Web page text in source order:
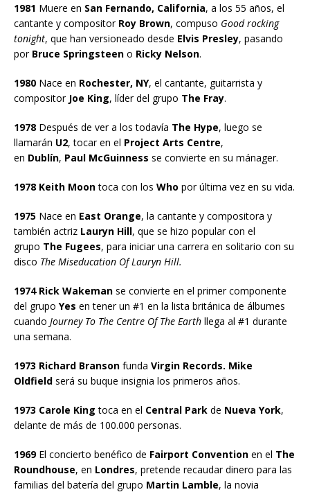
1981 Muere en San Fernando, California, a los 55 años, el
cantante y compositor Roy Brown, compuso Good rocking
tonight, que han versioneado desde Elvis Presley, pasando
por Bruce Springsteen o Ricky Nelson.
1980 Nace en Rochester, NY, el cantante, guitarrista y
compositor Joe King, líder del grupo The Fray.
1978 Después de ver a los todavía The Hype, luego se
llamarán U2, tocar en el Project Arts Centre,
en Dublín, Paul McGuinness se convierte en su mánager.
1978 Keith Moontoca con los Who por última vez en su vida.
1975 Nace en East Orange, la cantante y compositora y
también actriz Lauryn Hill, que se hizo popular con el
grupo The Fugees, para iniciar una carrera en solitario con su
disco The Miseducation Of Lauryn Hill.
1974 Rick Wakeman se convierte en el primer componente
del grupo Yes en tener un #1 en la lista británica de álbumes
cuando Journey To The Centre Of The Earth llega al #1 durante
una semana.
1973 Richard Branson funda Virgin Records. Mike
Oldfield será su buque insignia los primeros años.
1973 Carole King toca en el Central Park de Nueva York,
delante de más de 100.000 personas.
1969El concierto benéfico de Fairport Convention en el The
Roundhouse, en Londres, pretende recaudar dinero para las
familias del batería del grupo Martin Lamble, la novia